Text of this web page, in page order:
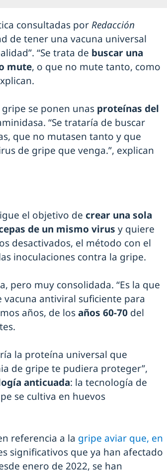
consultadas porRedacción
de tener una vacuna universal
“Se trata de buscar una
mute, o que no mute tanto, como
se ponen unas proteínas del
“Se trataría de buscar
que no mutasen tanto y que
de gripe que venga.”, explican
el objetivo de crear una sola
de un mismo virus y quiere
desactivados, el método con el
inoculaciones contra la gripe.
pero muy consolidada. “Es la que
antiviral suficiente para
años, de losaños 60-70 del
la proteína universal que
de gripe te pudiera proteger”,
anticuada: la tecnología de
se cultiva en huevos
referencia a la gripe aviar que, en
significativos que ya han afectado
enero de 2022, se han